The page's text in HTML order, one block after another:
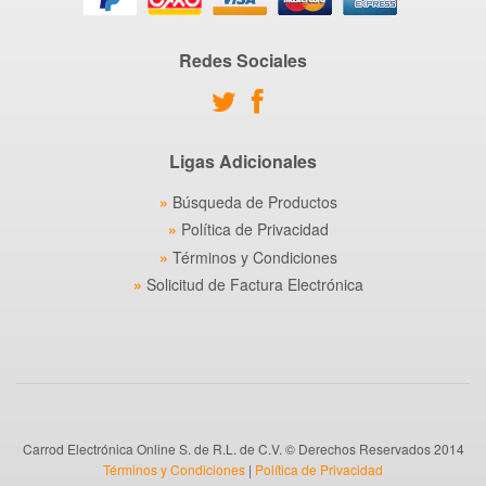
Redes Sociales
Ligas Adicionales
Búsqueda de Productos
Política de Privacidad
Términos y Condiciones
Solicitud de Factura Electrónica
Carrod Electrónica Online S. de R.L. de C.V. © Derechos Reservados 2014
Términos y Condiciones | Política de Privacidad